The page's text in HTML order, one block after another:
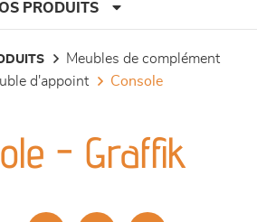
PRODUITS
meubles de complément
d'appoint
console
- Graffik